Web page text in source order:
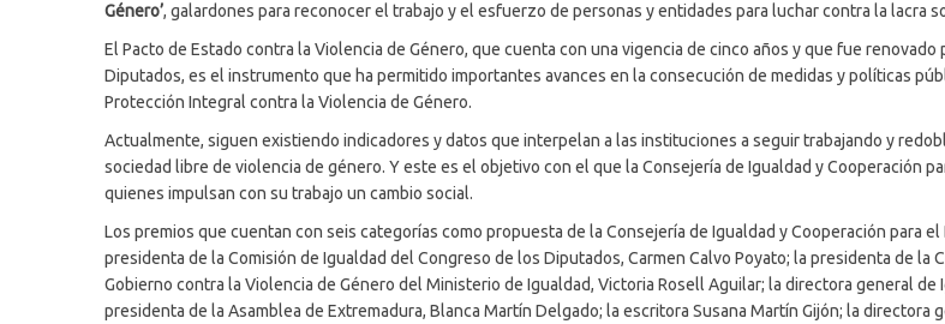
Género’, galardones para reconocer el trabajo y el esfuerzo de personas y entidades para luchar contra la lacra
El Pacto de Estado contra la Violencia de Género, que cuenta con una vigencia de cinco años y que fue
Diputados, es el instrumento que ha permitido importantes avances en la consecución de medidas y políticas
Protección Integral contra la Violencia de Género.
Actualmente, siguen existiendo indicadores y datos que interpelan a las instituciones a seguir trabajando y
sociedad libre de violencia de género. Y este es el objetivo con el que la Consejería de Igualdad y Cooperación
quienes impulsan con su trabajo un cambio social.
Los premios que cuentan con seis categorías como propuesta de la Consejería de Igualdad y Cooperación para
presidenta de la Comisión de Igualdad del Congreso de los Diputados, Carmen Calvo Poyato; la presidenta de la
Gobierno contra la Violencia de Género del Ministerio de Igualdad, Victoria Rosell Aguilar; la directora general
presidenta de la Asamblea de Extremadura, Blanca Martín Delgado; la escritora Susana Martín Gijón; la